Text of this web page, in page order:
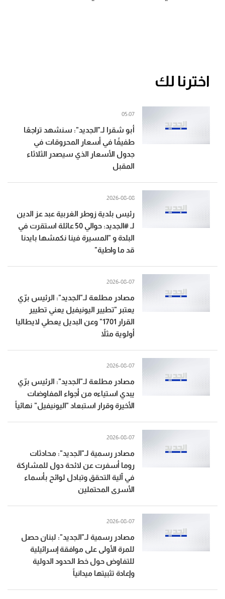
اخترنا لك
أبو شقرا لـ"الجديد": سنشهد تراجعًا
طفيفًا في أسعار المحروقات في
جدول الأسعار الذي سيصدر الثلاثاء
المقبل
05:07
رئيس بلدية زوطر الغربية عبد عز الدين
لـ #الجديد: حوالي 50 عائلة استقرت في
البلدة و "المسيرة فينا نكمشها بايدنا
قد ما واطية"
2026-08-08
مصادر مطلعة لـ"الجديد": الرئيس برّي
يعتبر "تطيير اليونيفيل يعني تطيير
القرار 1701" وعن البديل يعطي لايطاليا
أولوية مثلاً
2026-08-07
مصادر مطلعة لـ"الجديد": الرئيس برّي
يبدي استياءه من أجواء المفاوضات
الأخيرة وقرار استبعاد "اليونيفيل" نهائياً
2026-08-07
مصادر رسمية لـ"الجديد": محادثات
روما أسفرت عن لائحة دول للمشاركة
في آلية التحقق وتبادل لوائح بأسماء
الأسرى المحتملين
2026-08-07
مصادر رسمية لـ"الجديد": لبنان حصل
للمرة الأولى على موافقة إسرائيلية
للتفاوض حول خط الحدود الدولية
وإعادة تثبيتها ميدانياً
2026-08-07